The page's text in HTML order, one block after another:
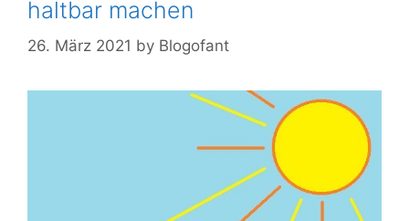
haltbar machen
26. März 2021 by Blogofant